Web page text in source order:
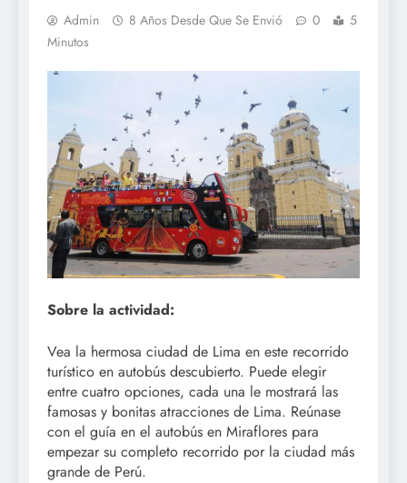
Admin 8 Años Desde Que Se Envió 0
5
Minutos
Sobre la actividad:
Vea la hermosa ciudad de Lima en este recorrido
turístico en autobús descubierto. Puede elegir
entre cuatro opciones, cada una le mostrará las
famosas y bonitas atracciones de Lima. Reúnase
con el guía en el autobús en Miraflores para
empezar su completo recorrido por la ciudad más
grande de Perú.